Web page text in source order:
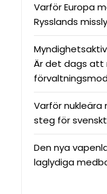
Varför Europa
Rysslands
Är det dags att
Varför nukleära
steg för
Den nya
laglydiga